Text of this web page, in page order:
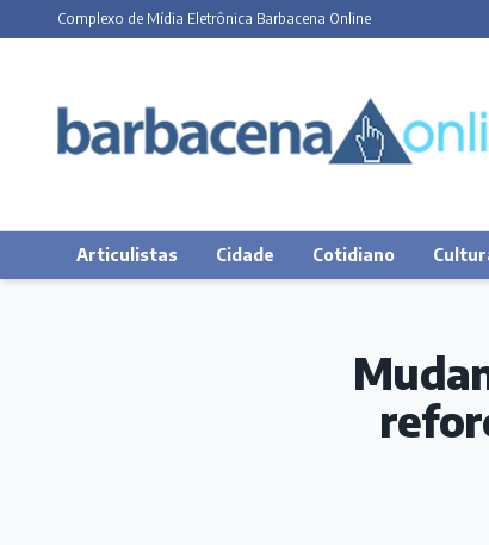
Complexo de Mídia Eletrônica Barbacena Online
Articulistas Cidade Cotidiano